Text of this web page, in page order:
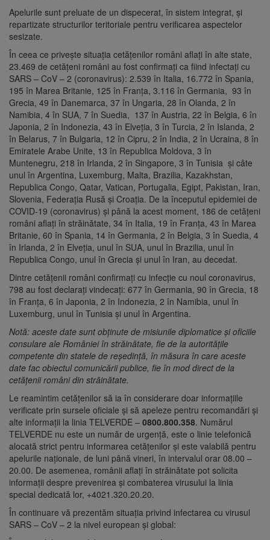
Apelurile sunt preluate de un dispecerat, în sistem integrat, și
repartizate structurilor teritoriale pentru verificarea aspectelor
sesizate.
În ceea ce privește situația cetățenilor români aflați în alte state,
23.469 de cetățeni români au fost confirmați ca fiind infectați cu
SARS – CoV – 2 (coronavirus): 2.539 în Italia, 16.772 în Spania,
195 în Marea Britanie, 125 în Franța, 3.116 în Germania, 93 în
Grecia, 49 în Danemarca, 37 în Ungaria, 28 în Olanda, 2 în
Namibia, 4 în SUA, 7 în Suedia, 137 în Austria, 22 în Belgia, 6 în
Japonia, 2 în Indonezia, 43 în Elveția, 3 în Turcia, 2 în Islanda, 2
în Belarus, 7 în Bulgaria, 12 în Cipru, 2 în India, 2 în Ucraina, 8 în
Emiratele Arabe Unite, 13 în Republica Moldova, 3 în
Muntenegru, 218 în Irlanda, 2 în Singapore, 3 în Tunisia și câte
unul în Argentina, Luxemburg, Malta, Brazilia, Kazakhstan,
Republica Congo, Qatar, Vatican, Portugalia, Egipt, Pakistan, Iran,
Slovenia, Federația Rusă și Croația. De la începutul epidemiei de
COVID-19 (coronavirus) și până la acest moment, 186 de cetățeni
români aflați în străinătate, 34 în Italia, 19 în Franța, 43 în Marea
Britanie, 60 în Spania, 14 în Germania, 2 în Belgia, 3 în Suedia, 4
în Irlanda, 2 în Elveția, unul în SUA, unul în Brazilia, unul în
Republica Congo, unul în Grecia și unul în Iran, au decedat.
Dintre cetățenii români confirmați cu infecție cu noul coronavirus,
798 au fost declarați vindecați: 677 în Germania, 90 în Grecia, 18
în Franța, 6 în Japonia, 2 în Indonezia, 2 în Namibia, unul în
Luxemburg, unul în Tunisia și unul în Argentina.
Notă: aceste date sunt obținute de misiunile diplomatice și oficiile
consulare ale României în străinătate, fie de la autoritățile
competente din statele de reședință, în măsura în care aceste
date fac obiectul comunicării publice, fie în mod direct de la
cetățenii români din străinătate.
Le reamintim cetățenilor să ia în considerare doar informațiile
verificate prin sursele oficiale și să apeleze pentru recomandări și
alte informații la linia TELVERDE – 0800.800.358. Numărul
TELVERDE nu este un număr de urgență, este o linie telefonică
alocată strict pentru informarea cetățenilor și este valabilă pentru
apelurile naționale, de luni până vineri, în intervalul orar 08.00 –
20.00. De asemenea, românii aflați în străinătate pot solicita
informații despre prevenirea și combaterea virusului la linia
special dedicată lor, +4021.320.20.20.
În continuare vă prezentăm situația privind infectarea cu virusul
SARS – CoV – 2 la nivel european și global: